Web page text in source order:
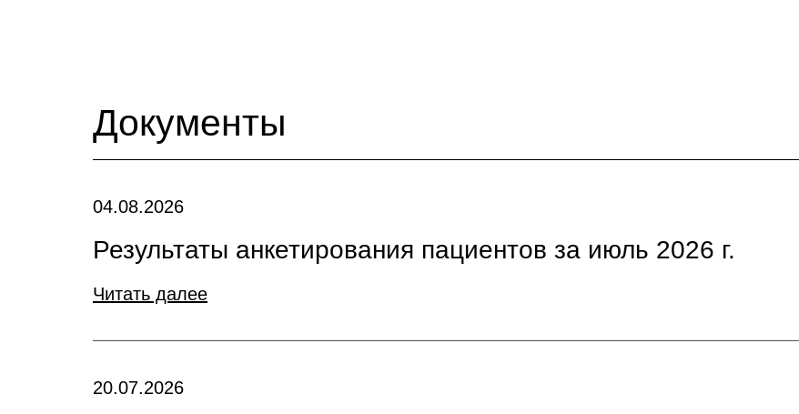
Документы
04.08.2026
Результаты анкетирования пациентов за июль 2026 г.
Читать далее
20.07.2026